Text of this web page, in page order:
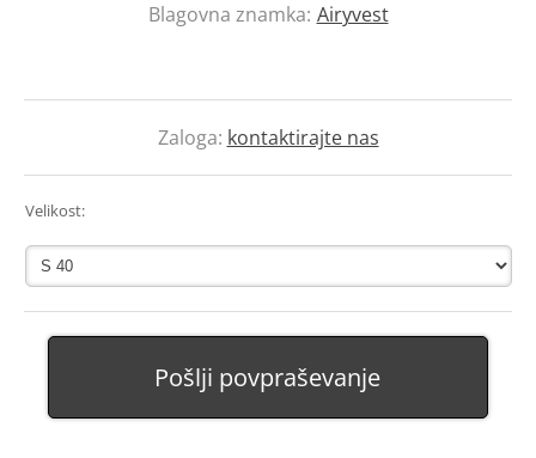
Blagovna znamka: Airyvest
Zaloga: kontaktirajte nas
Velikost:
Pošlji povpraševanje